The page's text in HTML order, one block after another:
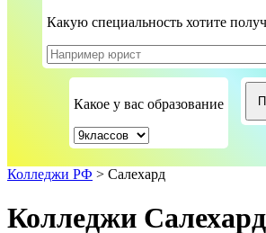
Какую специальность хотите
Какое у вас образование
Колледжи РФ > Салехард
Колледжи